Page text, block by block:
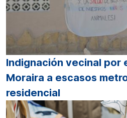
Indignación vecinal por
Moraira a escasos
residencial